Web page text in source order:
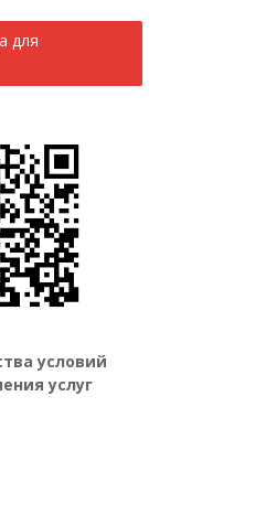
для
условий
услуг